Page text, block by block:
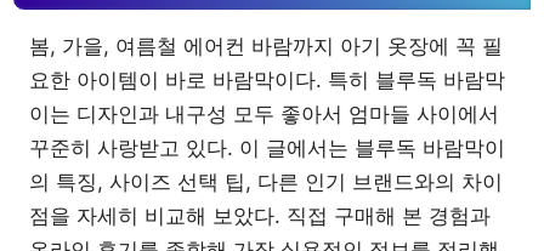
봄, 가을, 여름철 에어컨 바람까지 아기 옷장에 꼭 필
요한 아이템이 바로 바람막이다. 특히 블루독 바람막
이는 디자인과 내구성 모두 좋아서 엄마들 사이에서
꾸준히 사랑받고 있다. 이 글에서는 블루독 바람막이
의 특징, 사이즈 선택 팁, 다른 인기 브랜드와의 차이
점을 자세히 비교해 보았다. 직접 구매해 본 경험과